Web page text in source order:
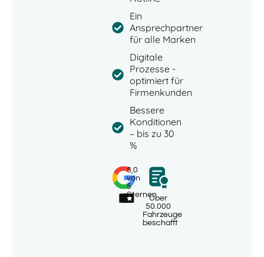
Ein
Ansprechpartner
für alle Marken
Digitale
Prozesse -
optimiert für
Firmenkunden
Bessere
Konditionen
– bis zu 30
%
5,0
von
5
SternenÜber
50.000
Fahrzeuge
beschafft